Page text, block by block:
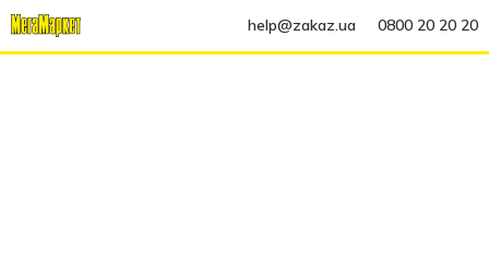
help@zakaz.ua 0800 20 20 20